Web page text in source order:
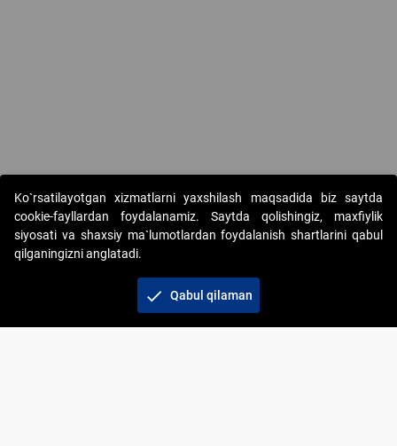
Copyright © 2017-2026. "Elektron onlayn-auksionlarni tashkil etish"
AJ. Barcha huquqlar himoyalangan
+998 71 202-21-11
Ko`rsatilayotgan xizmatlarni yaxshilash maqsadida biz saytda
cookie-fayllardan foydalanamiz. Saytda qolishingiz, maxfiylik
siyosati va shaxsiy ma`lumotlardan foydalanish shartlarini qabul
qilganingizni anglatadi.
check Qabul qilaman